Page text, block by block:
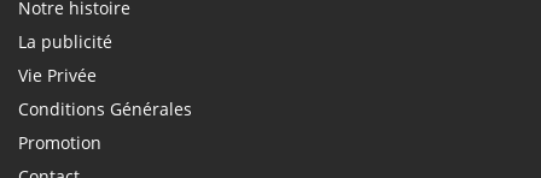
Notre histoire
La publicité
Vie Privée
Conditions Générales
Promotion